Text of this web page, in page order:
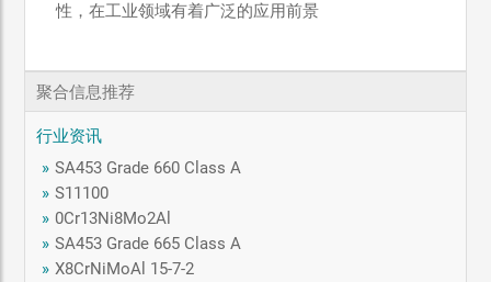
性，在工业领域有着广泛的应用前景
聚合信息推荐
行业资讯
» SA453 Grade 660 Class A
» S11100
» 0Cr13Ni8Mo2Al
» SA453 Grade 665 Class A
» X8CrNiMoAl 15-7-2